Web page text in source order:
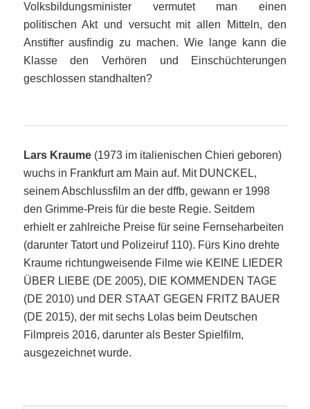
Volksbildungsminister vermutet man einen
politischen Akt und versucht mit allen Mitteln, den
Anstifter ausfindig zu machen. Wie lange kann die
Klasse den Verhören und Einschüchterungen
geschlossen standhalten?
Lars Kraume(1973 im italienischen Chieri geboren)
wuchs in Frankfurt am Main auf. Mit DUNCKEL,
seinem Abschlussfilm an der dffb, gewann er 1998
den Grimme-Preis für die beste Regie. Seitdem
erhielt er zahlreiche Preise für seine Fernseharbeiten
(darunter Tatort und Polizeiruf 110). Fürs Kino drehte
Kraume richtungweisende Filme wie KEINE LIEDER
ÜBER LIEBE (DE 2005), DIE KOMMENDEN TAGE
(DE 2010) und DER STAAT GEGEN FRITZ BAUER
(DE 2015), der mit sechs Lolas beim Deutschen
Filmpreis 2016, darunter als Bester Spielfilm,
ausgezeichnet wurde.